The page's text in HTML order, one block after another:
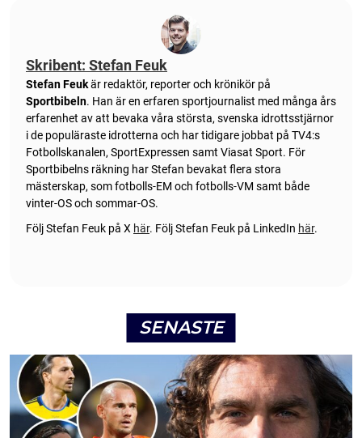
Skribent: Stefan Feuk
Stefan Feukär redaktör, reporter och krönikör på
Sportbibeln. Han är en erfaren sportjournalist med många års
erfarenhet av att bevaka våra största, svenska idrottsstjärnor
i de populäraste idrotterna och har tidigare jobbat på TV4:s
Fotbollskanalen, SportExpressen samt Viasat Sport. För
Sportbibelns räkning har Stefan bevakat flera stora
mästerskap, som fotbolls-EM och fotbolls-VM samt både
vinter-OS och sommar-OS.
Följ Stefan Feuk på X här. Följ Stefan Feuk på LinkedIn här.
SENASTE